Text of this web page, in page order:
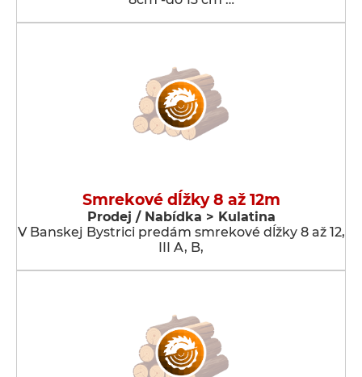
Smrekové dĺžky 8 až 12m
Prodej / Nabídka > Kulatina
V Banskej Bystrici predám smrekové dĺžky 8 až 12,
III A, B,